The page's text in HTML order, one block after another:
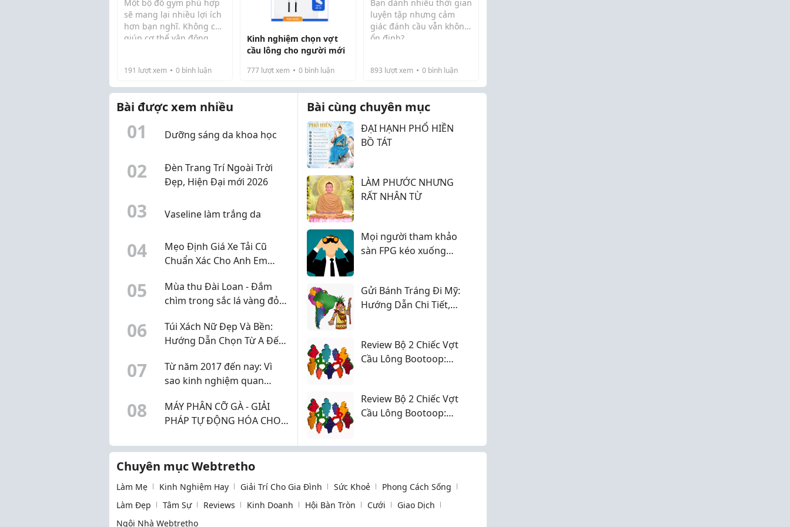
Một bộ đồ gym phù hợp
sẽ mang lại nhiều lợi ích
hơn bạn nghĩ. Không chỉ
giúp cơ thể vận động
bắp, tạo cảm giác dễ chịu
và hạn chế ma sát khi tập
luyện cườ...
191 lượt xem 0 bình luận
Kinh nghiệm chọn vợt
cầu lông cho người mới
777 lượt xem 0 bình luận
Quả Hơn
Bạn dành nhiều thời gian
luyện tập nhưng cảm
giác đánh cầu vẫn không
ổn định?
mỏi, giày bám sân kém
khiến việc di chuyển trở
nên khó...
893 lượt xem 0bình luận
Bài được xem nhiều
01 Dưỡng sáng da khoa học
02
Đèn Trang Trí Ngoài Trời
Đẹp, Hiện Đại mới 2026
03 Vaseline làm trắng da
04
Mẹo Định Giá Xe Tải Cũ
Chuẩn Xác Cho Anh Em
05
Mùa thu Đài Loan - Đắm
chìm trong sắc lá vàng đỏ
06
Túi Xách Nữ Đẹp Và Bền:
Hướng Dẫn Chọn Từ A Đến
07
Từ năm 2017 đến nay: Vì
sao kinh nghiệm quan
chống ẩm?
08
MÁY PHÂN CỠ GÀ - GIẢI
PHÁP TỰ ĐỘNG HÓA CHO
CẦM
Bài cùng chuyên mục
ĐẠI HẠNH PHỔ HIỀN
BỒ TÁT
LÀM PHƯỚC NHƯNG
RẤT NHÂN TỪ
Mọi người tham khảo
sàn FPG kéo xuống
Gửi Bánh Tráng Đi Mỹ:
Hướng Dẫn Chi Tiết,
Review Bộ 2 Chiếc Vợt
Cầu Lông Bootoop:
Đầu
Review Bộ 2 Chiếc Vợt
Cầu Lông Bootoop:
Chuyên mục Webtretho
Làm Mẹ Kinh Nghiệm Hay Giải Trí Cho Gia Đình Sức Khoẻ
Phong Cách Sống
Làm Đẹp
Tâm Sự Reviews Kinh Doanh Hội Bàn Tròn Cưới
Giao Dịch
Ngôi Nhà Webtretho